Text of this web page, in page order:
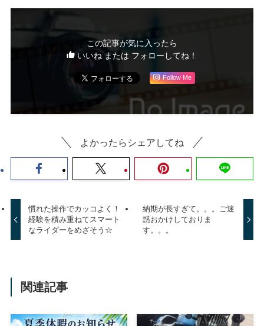
この記事が気に入ったら
いいね または フォローしてね！
Follow Me
よかったらシェアしてね
慣れた操作でカッコよく！
経験を積み重ねてスマート
なライダーをめざそう☆
納期が長すぎて。。。ご迷
惑おかけしておりま
す。。。
関連記事